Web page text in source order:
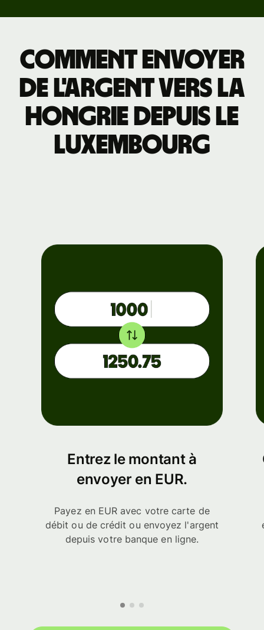
Comment envoyer
de l'argent vers la
Hongrie depuis le
Luxembourg
Entrez le montant à
envoyer en EUR.
Payez en EUR avec votre carte de
débit ou de crédit ou envoyez l'argent
depuis votre banque en ligne.